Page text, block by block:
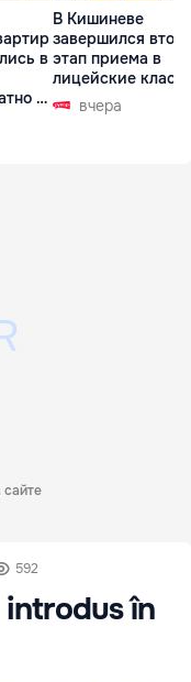
в
в
В Кишиневе
завершился
этап приема в
лицейские
вчера
сайте
592
în